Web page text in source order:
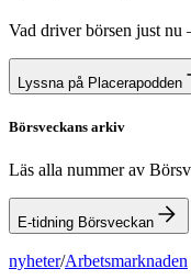
Vad driver börsen just nu
Lyssna på Placerapodden
Börsveckans arkiv
Läs alla nummer av
E-tidning Börsveckan
nyheter/Arbetsmarknaden